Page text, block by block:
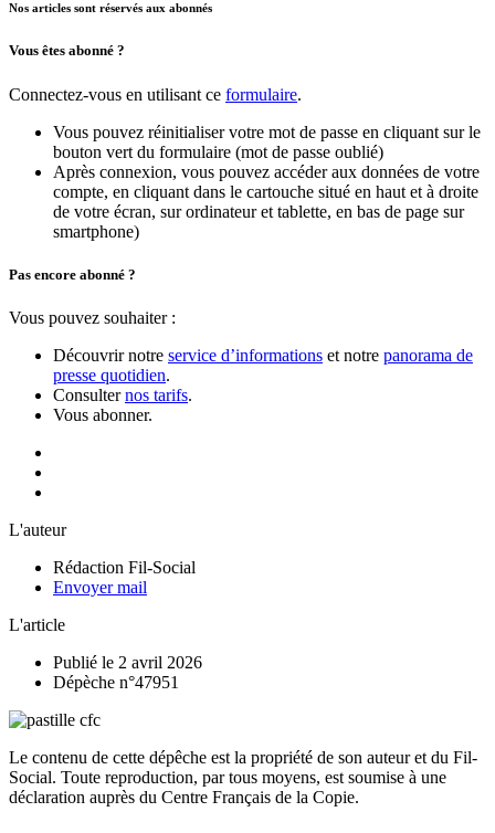
Nos articles sont réservés aux abonnés
Vous êtes abonné ?
Connectez-vous en utilisant ce formulaire.
Vous pouvez réinitialiser votre mot de passe en cliquant sur le
bouton vert du formulaire (mot de passe oublié)
Après connexion, vous pouvez accéder aux données de votre
compte, en cliquant dans le cartouche situé en haut et à droite
de votre écran, sur ordinateur et tablette, en bas de page sur
smartphone)
Pas encore abonné ?
Vous pouvez souhaiter :
Découvrir notre service d’informations et notre panorama de
presse quotidien.
Consulternos tarifs.
Vous abonner.
L'auteur
Rédaction Fil-Social
Envoyer mail
L'article
Publié le 2 avril 2026
Dépèche n°47951
Le contenu de cette dépêche est la propriété de son auteur et du Fil-
Social. Toute reproduction, par tous moyens, est soumise à une
déclaration auprès du Centre Français de la Copie.